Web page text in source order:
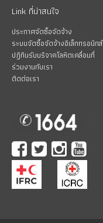
Link ที่น่าสนใจ
ประกาศจัดซื้อจัดจ้าง
ระบบจัดซื้อจัดจ้างอิเล็กทรอนิกส์
ปฏิทินรับบริจาคโลหิตเคลื่อนที่
ร่วมงานกับเรา
ติดต่อเรา